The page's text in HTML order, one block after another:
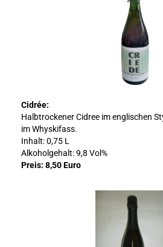
Cidrée:
Halbtrockener Cidree im englischen
im Whyskifass.
Inhalt: 0,75 L
Alkoholgehalt: 9,8 Vol%
Preis: 8,50 Euro